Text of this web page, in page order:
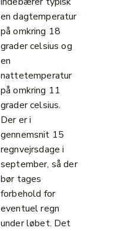
en dagtemperatur
på omkring 18
grader celsius og
en
nattetemperatur
på omkring 11
grader celsius.
Der er i
gennemsnit 15
regnvejrsdage i
september, så der
bør tages
forbehold for
eventuel regn
under løbet. Det